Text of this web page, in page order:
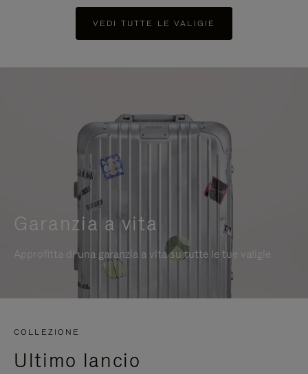
VEDI TUTTE LE VALIGIE
Garanzia a vita
Approfitta di una garanzia a vita su tutte le tue valigie
COLLEZIONE
Ultimo lancio